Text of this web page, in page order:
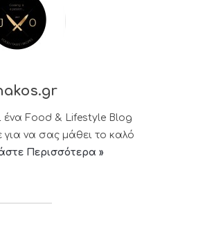
ένα Food & Lifestyle Blog
να σας μάθει το καλό
Περισσότερα »